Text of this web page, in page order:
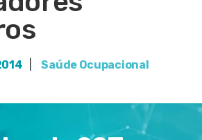
Saúde Ocupacional